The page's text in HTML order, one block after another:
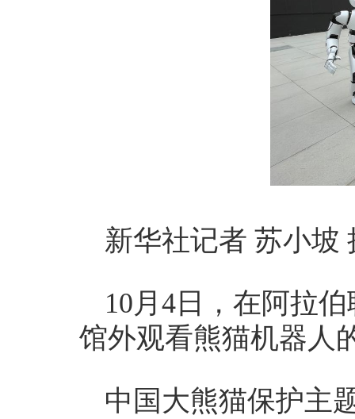
新华社记者 苏小坡
10月4日，在阿拉
馆外观看熊猫机器人
中国大熊猫保护主